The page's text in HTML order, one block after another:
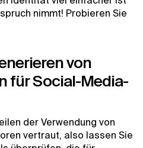
nimmt! Probieren Sie
von
für Social-Media-
der Verwendung von
vertraut, also lassen Sie